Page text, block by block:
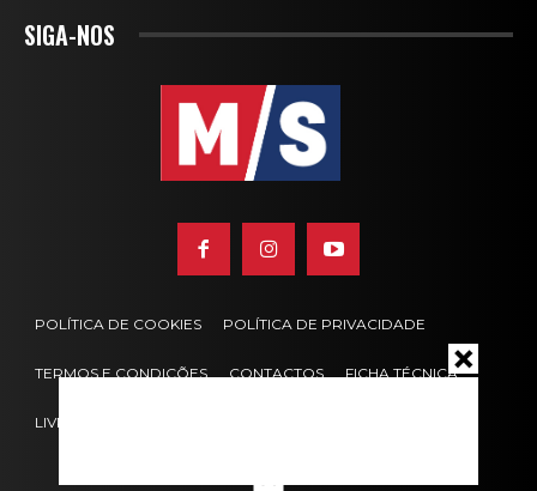
SIGA-NOS
POLÍTICA DE COOKIES POLÍTICA DE PRIVACIDADE
TERMOS E CONDIÇÕES CONTACTOS FICHA TÉCNICA
LIVRO DE RECLAMAÇÕES